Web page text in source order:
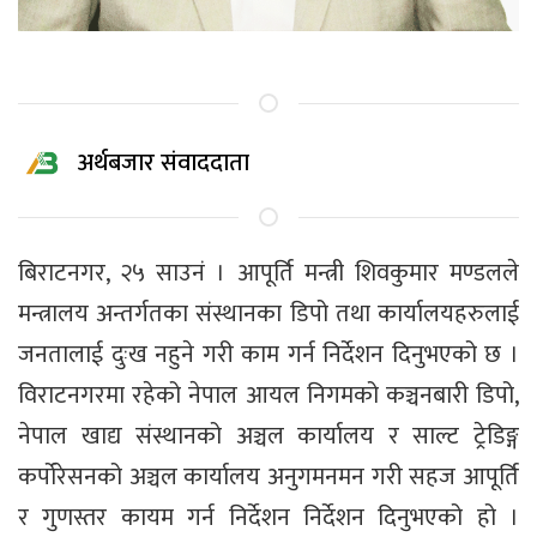
अर्थबजार संवाददाता
बिराटनगर, २५ साउनं । आपूर्ति मन्त्री शिवकुमार मण्डलले
मन्त्रालय अन्तर्गतका संस्थानका डिपो तथा कार्यालयहरुलाई
जनतालाई दुःख नहुने गरी काम गर्न निर्देशन दिनुभएको छ ।
विराटनगरमा रहेको नेपाल आयल निगमको कञ्चनबारी डिपो,
नेपाल खाद्य संस्थानको अञ्चल कार्यालय र साल्ट ट्रेडिङ्ग
कर्पोरेसनको अञ्चल कार्यालय अनुगमनमन गरी सहज आपूर्ति
र गुणस्तर कायम गर्न निर्देशन निर्देशन दिनुभएको हो ।